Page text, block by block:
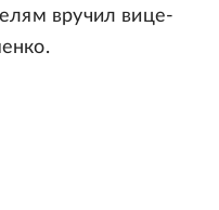
вручил вице-